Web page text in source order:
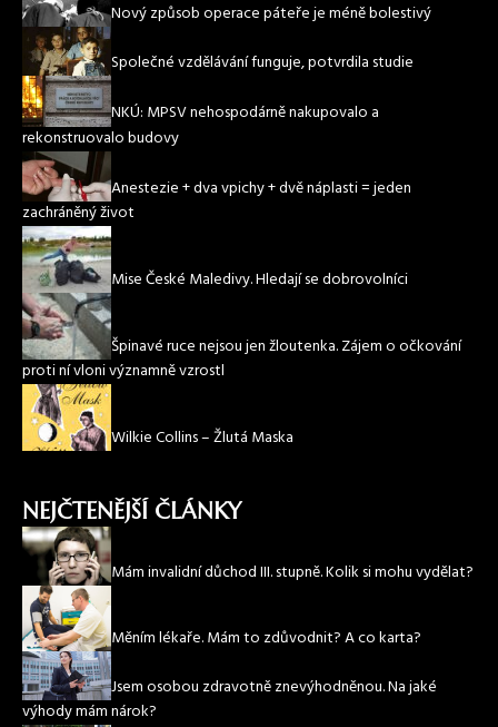
Nový způsob operace páteře je méně bolestivý
Společné vzdělávání funguje, potvrdila studie
NKÚ: MPSV nehospodárně nakupovalo a
rekonstruovalo budovy
Anestezie + dva vpichy + dvě náplasti = jeden
zachráněný život
Mise České Maledivy. Hledají se dobrovolníci
Špinavé ruce nejsou jen žloutenka. Zájem o očkování
proti ní vloni významně vzrostl
Wilkie Collins – Žlutá Maska
NEJČTENĚJŠÍ ČLÁNKY
Mám invalidní důchod III. stupně. Kolik si mohu vydělat?
Měním lékaře. Mám to zdůvodnit? A co karta?
Jsem osobou zdravotně znevýhodněnou. Na jaké
výhody mám nárok?